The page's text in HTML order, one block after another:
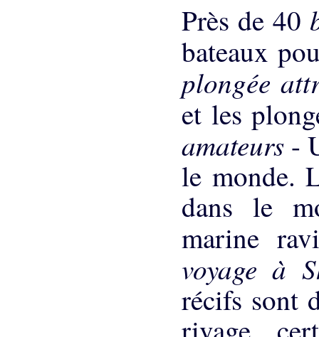
Près de 40
bateaux
plongée
et les
amateurs -
le monde.
dans le
marine
voyage à
récifs sont